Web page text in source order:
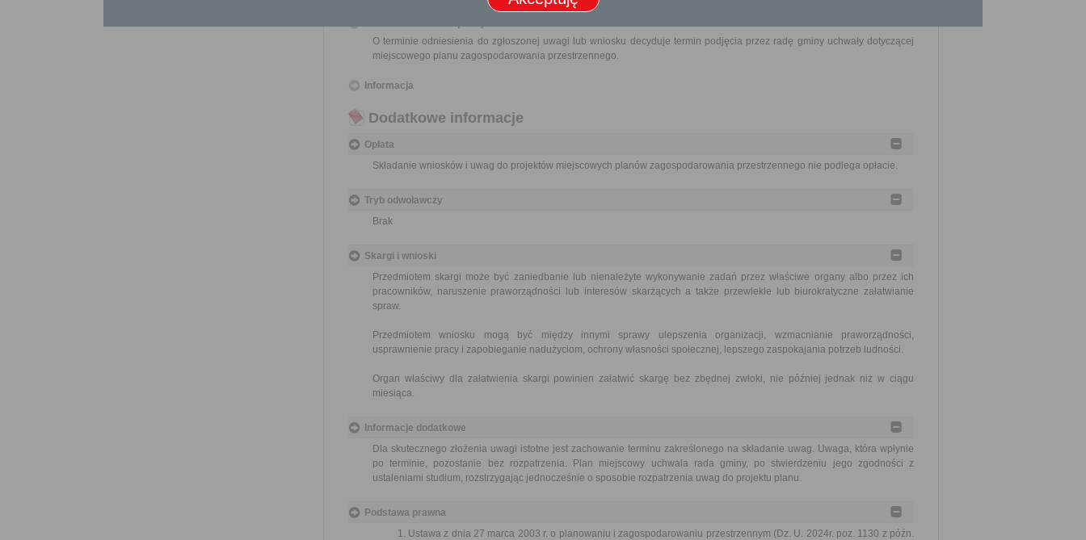
O terminie odniesienia do zgłoszonej uwagi lub wniosku decyduje termin podjęcia przez radę gminy uchwały dotyczącej
miejscowego planu zagospodarowania przestrzennego.
Informacja
Dodatkowe informacje
Opłata
Składanie wniosków i uwag do projektów miejscowych planów zagospodarowania przestrzennego nie podlega opłacie.
Tryb odwoławczy
Brak
Skargi i wnioski
Przedmiotem skargi może być zaniedbanie lub nienależyte wykonywanie zadań przez właściwe organy albo przez ich
pracowników, naruszenie praworządności lub interesów skarżących a także przewlekłe lub biurokratyczne załatwianie
spraw.
Przedmiotem wniosku mogą być między innymi sprawy ulepszenia organizacji, wzmacnianie praworządności,
usprawnienie pracy i zapobieganie nadużyciom, ochrony własności społecznej, lepszego zaspokajania potrzeb ludności.
Organ właściwy dla załatwienia skargi powinien załatwić skargę bez zbędnej zwłoki, nie później jednak niż w ciągu
miesiąca.
Informacje dodatkowe
Dla skutecznego złożenia uwagi istotne jest zachowanie terminu zakreślonego na składanie uwag. Uwaga, która wpłynie
po terminie, pozostanie bez rozpatrzenia. Plan miejscowy uchwala rada gminy, po stwierdzeniu jego zgodności z
ustaleniami studium, rozstrzygając jednocześnie o sposobie rozpatrzenia uwag do projektu planu.
Podstawa prawna
Ustawa z dnia 27 marca 2003 r. o planowaniu i zagospodarowaniu przestrzennym (Dz. U. 2024r. poz. 1130 z późn.